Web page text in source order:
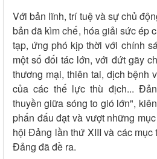
Với bản lĩnh, trí tuệ và sự chủ
bản đã kìm chế, hóa giải sức ép
tạp, ứng phó kịp thời với chính
một số đối tác lớn, với đứt gãy
thương mại, thiên tai, dịch bệnh
của các thế lực thù địch...
thuyền giữa sóng to gió lớn",
phấn đấu đạt và vượt những
hội Đảng lần thứ XIII và các
Đảng đã đề ra.